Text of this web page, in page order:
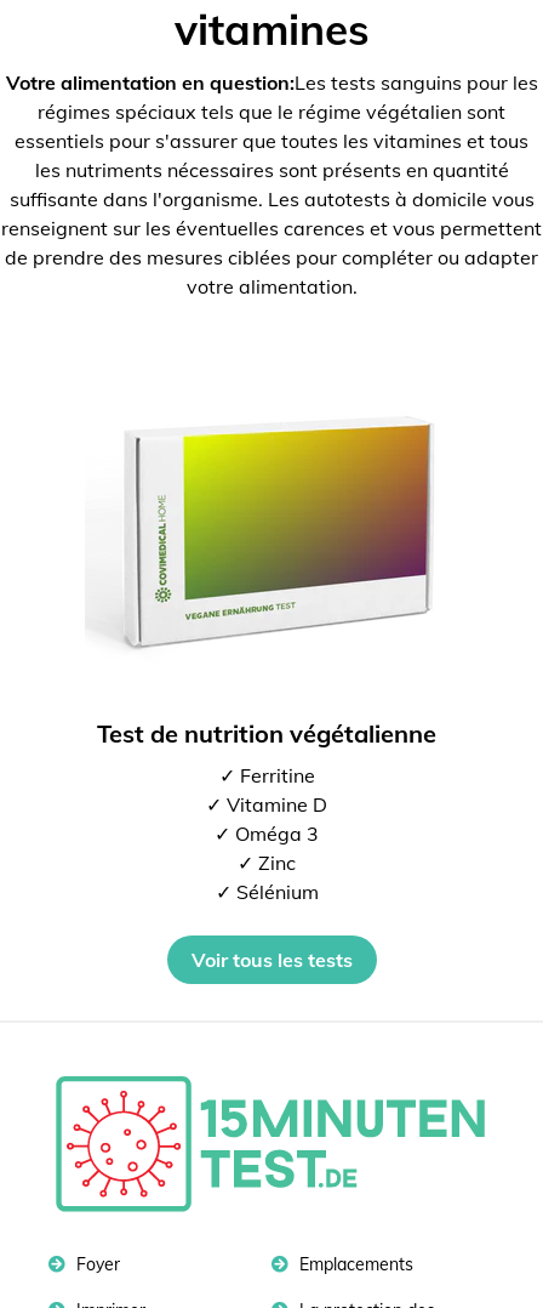
vitamines
Votre alimentation en question:Les tests sanguins pour les
régimes spéciaux tels que le régime végétalien sont
essentiels pour s'assurer que toutes les vitamines et tous
les nutriments nécessaires sont présents en quantité
suffisante dans l'organisme. Les autotests à domicile vous
renseignent sur les éventuelles carences et vous permettent
de prendre des mesures ciblées pour compléter ou adapter
votre alimentation.
Test de nutrition végétalienne
✓ Ferritine
✓ Vitamine D
✓ Oméga 3
✓ Zinc
✓ Sélénium
Voir tous les tests
Foyer Emplacements